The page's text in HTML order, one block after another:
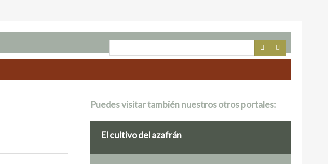
Puedes visitar también nuestros otros portales:
El cultivo del azafrán